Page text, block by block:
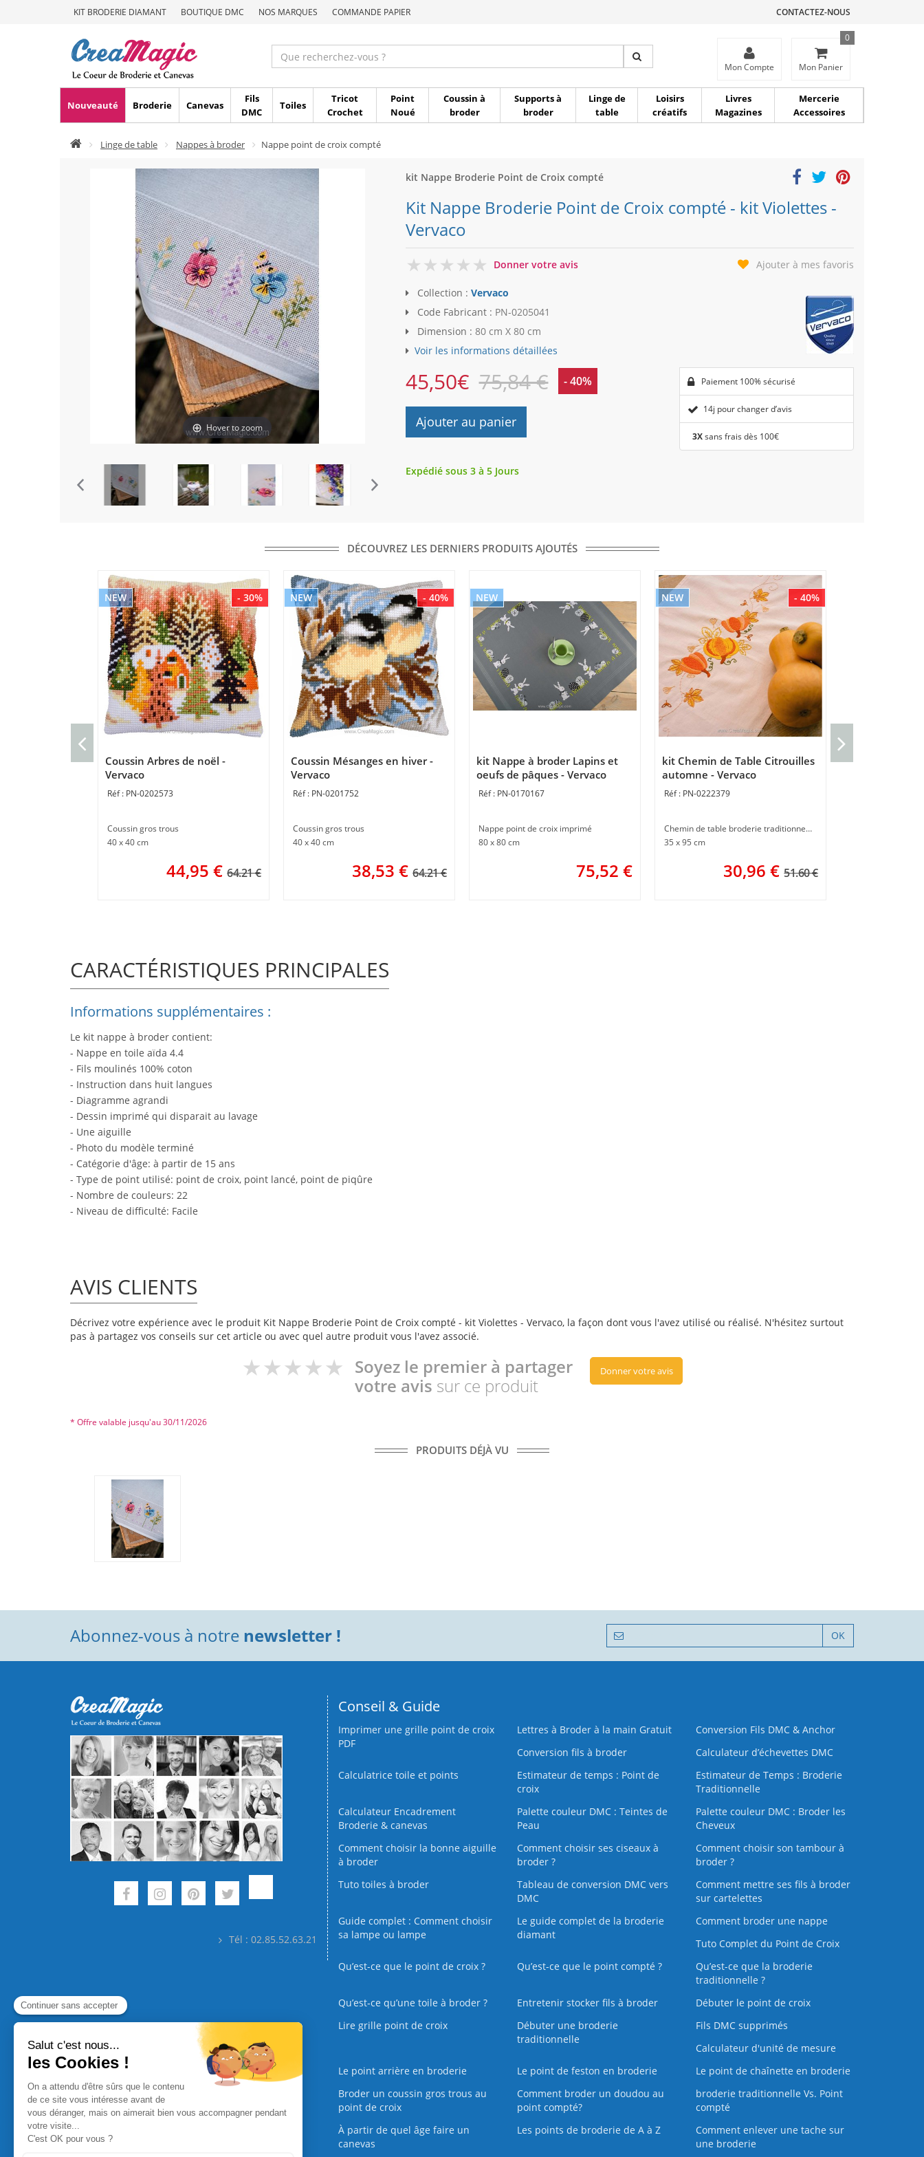
KIT BRODERIE DIAMANT BOUTIQUE DMC NOS MARQUES COMMANDE PAPIER CONTACTEZ-NOUS
Mon Compte Mon Panier
0
Nouveauté Broderie Canevas
Fils
DMC
Toiles
Tricot
Crochet
Point
Noué
Coussin à
broder
Supports à
broder
Linge de
table
Loisirs
créatifs
Livres
Magazines
Mercerie
Accessoires
Linge de table Nappes à broder Nappe point de croix compté
Hover to zoom
kit Nappe Broderie Point de Croix compté
Kit Nappe Broderie Point de Croix compté - kit Violettes -
Vervaco
0
Donner votre avis Ajouter à mes favoris
Collection : Vervaco
Code Fabricant : PN-0205041
Dimension : 80 cm X 80 cm
Voir les informations détaillées
45,50€ 75,84 € - 40%
Ajouter au panier
Paiement 100% sécurisé
14j pour changer d’avis
3Xsans frais dès 100€
Expédié sous 3 à 5 Jours
DÉCOUVREZ LES DERNIERS PRODUITS AJOUTÉS
- 30%
NEW
Coussin Arbres de noël -
Vervaco
PN-0202573
Coussin gros trous
40 x 40 cm
44,95 € 64.21 €
- 40%
NEW
Coussin Mésanges en hiver -
Vervaco
PN-0201752
Coussin gros trous
40 x 40 cm
38,53 € 64.21 €
NEW
kit Nappe à broder Lapins et
oeufs de pâques - Vervaco
PN-0170167
Nappe point de croix imprimé
80 x 80 cm
75,52 €
- 40%
NEW
kit Chemin de Table Citrouilles
automne - Vervaco
PN-0222379
Chemin de table broderie traditionnelle
35 x 95 cm
30,96 € 51.60 €
CARACTÉRISTIQUES PRINCIPALES
Informations supplémentaires :
Le kit nappe à broder contient:
- Nappe en toile aïda 4.4
- Fils moulinés 100% coton
- Instruction dans huit langues
- Diagramme agrandi
- Dessin imprimé qui disparait au lavage
- Une aiguille
- Photo du modèle terminé
- Catégorie d'âge: à partir de 15 ans
- Type de point utilisé: point de croix, point lancé, point de piqûre
- Nombre de couleurs: 22
- Niveau de difficulté: Facile
AVIS CLIENTS
Décrivez votre expérience avec le produit Kit Nappe Broderie Point de Croix compté - kit Violettes - Vervaco, la façon dont vous l'avez utilisé ou réalisé. N'hésitez surtout
pas à partagez vos conseils sur cet article ou avec quel autre produit vous l'avez associé.
Soyez le premier à partager
votre avis sur ce produit
Donner votre avis
* Offre valable jusqu'au 30/11/2026
PRODUITS DÉJÀ VU
Abonnez-vous à notre newsletter ! OK
Tél : 02.85.52.63.21
Conseil & Guide
Imprimer une grille point de croix
PDF
Lettres à Broder à la main Gratuit
Conversion Fils DMC & Anchor
Conversion fils à broder
Calculateur d’échevettes DMC
Calculatrice toile et points
Estimateur de temps : Point de
croix
Estimateur de Temps : Broderie
Traditionnelle
Calculateur Encadrement
Broderie & canevas
Palette couleur DMC : Teintes de
Peau
Palette couleur DMC : Broder les
Cheveux
Comment choisir la bonne aiguille
à broder
Comment choisir ses ciseaux à
broder ?
Comment choisir son tambour à
broder ?
Tuto toiles à broder
Tableau de conversion DMC vers
DMC
Comment mettre ses fils à broder
sur cartelettes
Guide complet : Comment choisir
sa lampe ou lampe
Le guide complet de la broderie
diamant
Comment broder une nappe
Tuto Complet du Point de Croix
Qu’est-ce que le point de croix ?
Qu’est-ce que le point compté ?
Qu’est-ce que la broderie
traditionnelle ?
Qu’est‑ce qu’une toile à broder ?
Entretenir stocker fils à broder
Débuter le point de croix
Lire grille point de croix
Débuter une broderie
traditionnelle
Fils DMC supprimés
Calculateur d'unité de mesure
Le point arrière en broderie
Le point de feston en broderie
Le point de chaînette en broderie
Broder un coussin gros trous au
point de croix
Comment broder un doudou au
point compté?
broderie traditionnelle Vs. Point
compté
À partir de quel âge faire un
canevas
Les points de broderie de A à Z
Comment enlever une tache sur
une broderie